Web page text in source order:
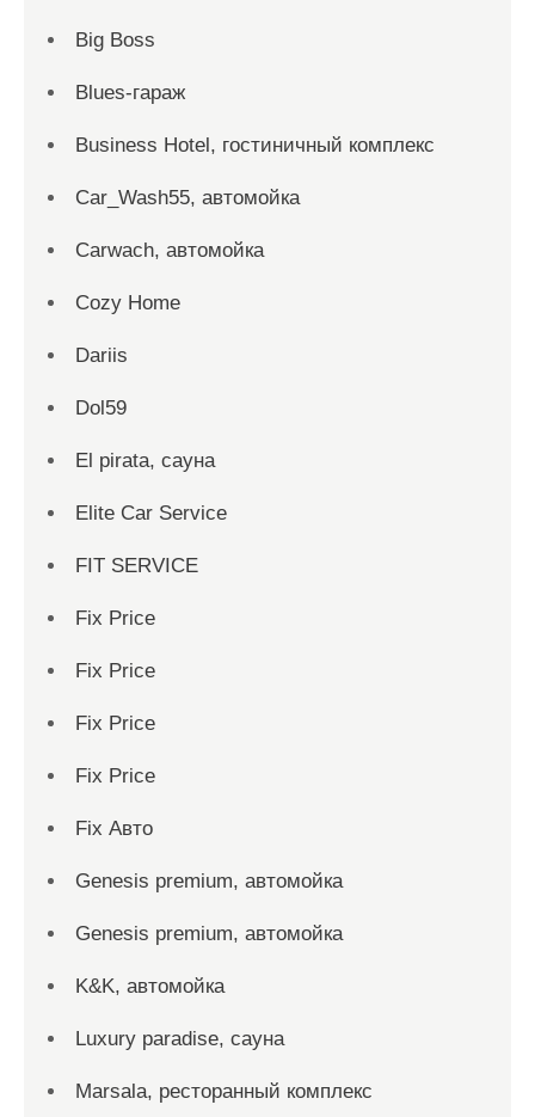
Big Boss
Blues-гараж
Business Hotel, гостиничный комплекс
Car_Wash55, автомойка
Carwach, автомойка
Cozy Home
Dariis
Dol59
El pirata, сауна
Elite Car Service
FIT SERVICE
Fix Price
Fix Price
Fix Price
Fix Price
Fix Авто
Genesis premium, автомойка
Genesis premium, автомойка
K&K, автомойка
Luxury paradise, сауна
Marsala, ресторанный комплекс